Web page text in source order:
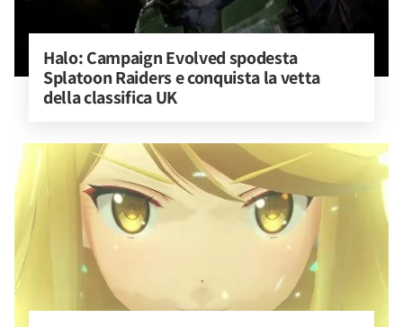
Halo: Campaign Evolved spodesta
Splatoon Raiders e conquista la vetta
della classifica UK